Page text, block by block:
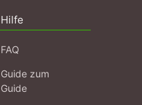
Hilfe
FAQ
Guide zum
Guide